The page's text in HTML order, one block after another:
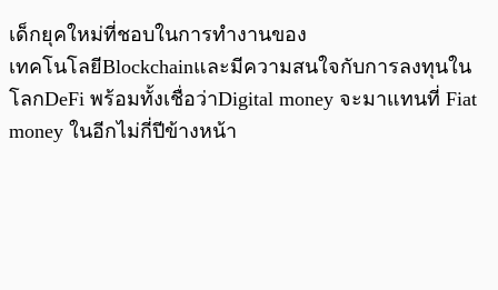
เด็กยุคใหม่ที่ชอบในการทำงานของ
เทคโนโลยีBlockchainและมีความสนใจกับการลงทุนใน
โลกDeFi พร้อมทั้งเชื่อว่าDigital money จะมาแทนที่ Fiat
money ในอีกไม่กี่ปีข้างหน้า